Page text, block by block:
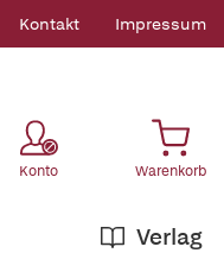
Kontakt Impressum
Konto Warenkorb
Verlag